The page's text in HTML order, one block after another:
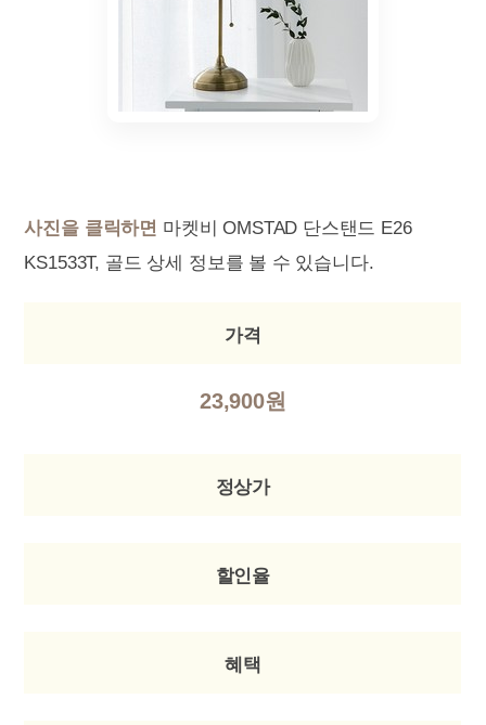
사진을 클릭하면 마켓비 OMSTAD 단스탠드 E26
KS1533T, 골드 상세 정보를 볼 수 있습니다.
가격
23,900원
정상가
할인율
혜택